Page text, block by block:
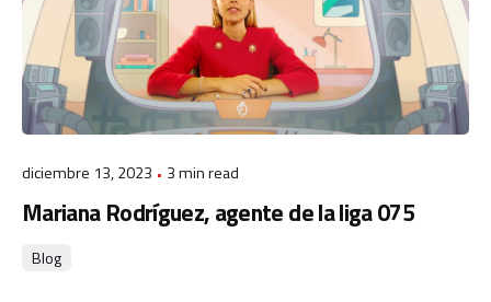
diciembre 13, 2023 3 min read
Mariana Rodríguez, agente de la liga 075
Blog